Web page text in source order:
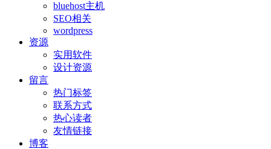
bluehost主机
SEO相关
wordpress
资源
实用软件
设计资源
留言
热门标签
联系方式
热心读者
友情链接
博客